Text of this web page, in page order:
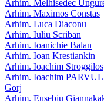
Arhim. Melhisedec
Arhim. Maximos Constas
Arhim. Luca Diaconu
Arhim. Iuliu Scriban
Arhim. Ioanichie Balan
Arhim. Ioan Krestiankin
Arhim. Ioachim Stroggilos
Arhim. Ioachim
Gorj
Arhim. Eusebiu